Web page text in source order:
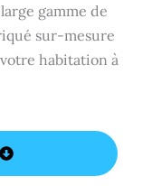
gamme de
sur-mesure
habitation à